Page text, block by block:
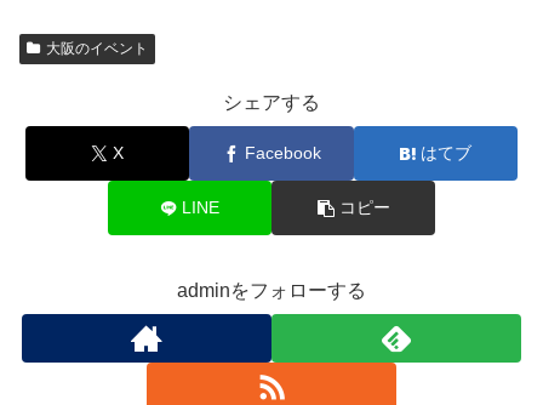
大阪のイベント
シェアする
X Facebook はてブ
LINE コピー
adminをフォローする